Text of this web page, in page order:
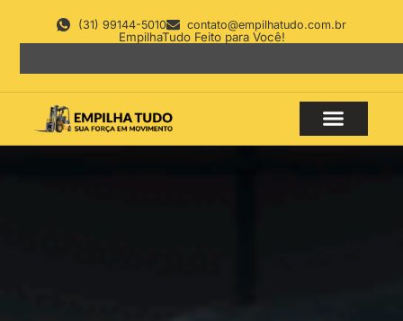
(31) 99144-5010 contato@empilhatudo.com.br
EmpilhaTudo Feito para Você!